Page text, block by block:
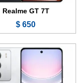
Realme GT 7T
650 $
الشاشة:
الذاكرة:256 أو 512 جيجابايت أو 1 تيرابايت